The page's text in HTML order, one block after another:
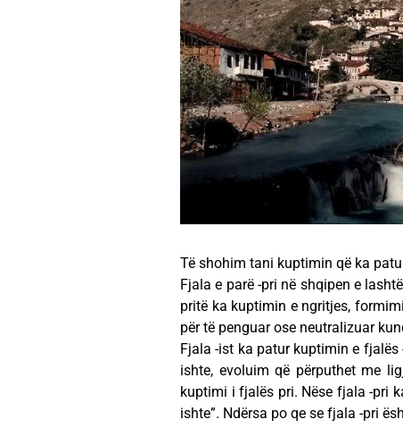
Të shohim tani kuptimin që ka
Fjala e parë -pri në shqipen e
pritë ka kuptimin e ngritjes,
për të penguar ose neutralizuar
Fjala -ist ka patur kuptimin e
ishte, evoluim që përputhet me
kuptimi i fjalës pri. Nëse fjala -pri
ishte”. Ndërsa po qe se fjala -pri